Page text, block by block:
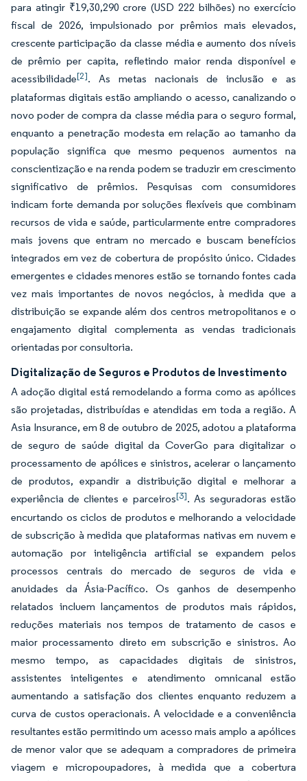
para atingir ₹19,30,290 crore (USD 222 bilhões) no exercício
fiscal de 2026, impulsionado por prêmios mais elevados,
crescente participação da classe média e aumento dos níveis
de prêmio per capita, refletindo maior renda disponível e
acessibilidade[2]. As metas nacionais de inclusão e as
plataformas digitais estão ampliando o acesso, canalizando o
novo poder de compra da classe média para o seguro formal,
enquanto a penetração modesta em relação ao tamanho da
população significa que mesmo pequenos aumentos na
conscientização e na renda podem se traduzir em crescimento
significativo de prêmios. Pesquisas com consumidores
indicam forte demanda por soluções flexíveis que combinam
recursos de vida e saúde, particularmente entre compradores
mais jovens que entram no mercado e buscam benefícios
integrados em vez de cobertura de propósito único. Cidades
emergentes e cidades menores estão se tornando fontes cada
vez mais importantes de novos negócios, à medida que a
distribuição se expande além dos centros metropolitanos e o
engajamento digital complementa as vendas tradicionais
orientadas por consultoria.
Digitalização de Seguros e Produtos de Investimento
A adoção digital está remodelando a forma como as apólices
são projetadas, distribuídas e atendidas em toda a região. A
Asia Insurance, em 8 de outubro de 2025, adotou a plataforma
de seguro de saúde digital da CoverGo para digitalizar o
processamento de apólices e sinistros, acelerar o lançamento
de produtos, expandir a distribuição digital e melhorar a
experiência de clientes e parceiros[3]. As seguradoras estão
encurtando os ciclos de produtos e melhorando a velocidade
de subscrição à medida que plataformas nativas em nuvem e
automação por inteligência artificial se expandem pelos
processos centrais do mercado de seguros de vida e
anuidades da Ásia-Pacífico. Os ganhos de desempenho
relatados incluem lançamentos de produtos mais rápidos,
reduções materiais nos tempos de tratamento de casos e
maior processamento direto em subscrição e sinistros. Ao
mesmo tempo, as capacidades digitais de sinistros,
assistentes inteligentes e atendimento omnicanal estão
aumentando a satisfação dos clientes enquanto reduzem a
curva de custos operacionais. A velocidade e a conveniência
resultantes estão permitindo um acesso mais amplo a apólices
de menor valor que se adequam a compradores de primeira
viagem e micropoupadores, à medida que a cobertura